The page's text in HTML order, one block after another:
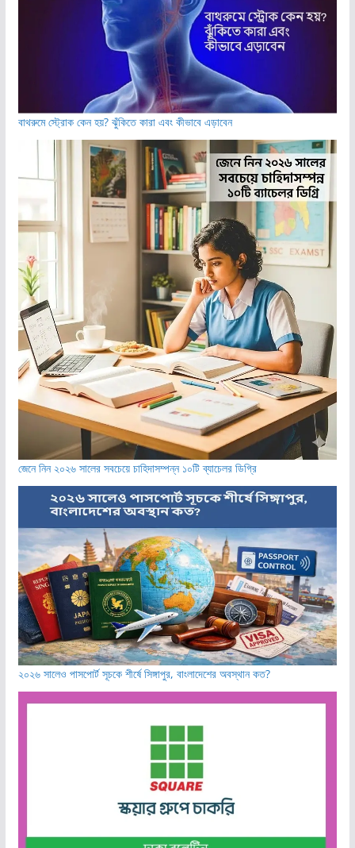
বাথরুমে স্ট্রোক কেন হয়? ঝুঁকিতে কারা এবং কীভাবে এড়াবেন
জেনে নিন ২০২৬ সালের সবচেয়ে চাহিদাসম্পন্ন ১০টি ব্যাচেলর ডিগ্রি
২০২৬ সালেও পাসপোর্ট সূচকে শীর্ষে সিঙ্গাপুর, বাংলাদেশের অবস্থান কত?